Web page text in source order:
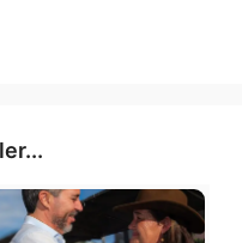
e pânico,
e esteve à
de emergências.